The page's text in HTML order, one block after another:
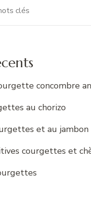
concombre
au chorizo
et au jambon
courgettes et